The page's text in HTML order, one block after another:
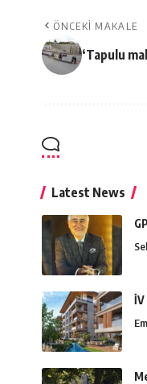
ÖNCEKI MAKALE
‘Tapulu
Latest News
İV